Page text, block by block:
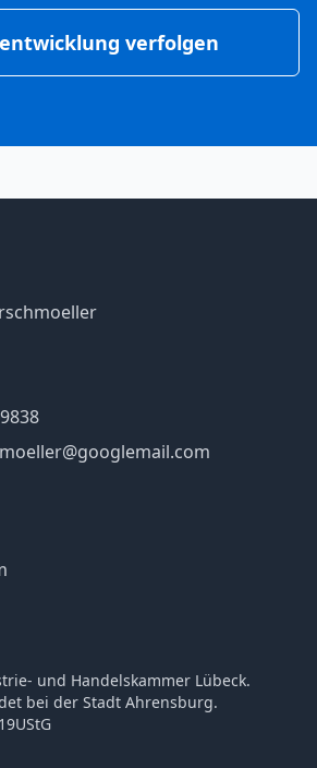
verfolgen
und Handelskammer Lübeck.
bei der Stadt Ahrensburg.